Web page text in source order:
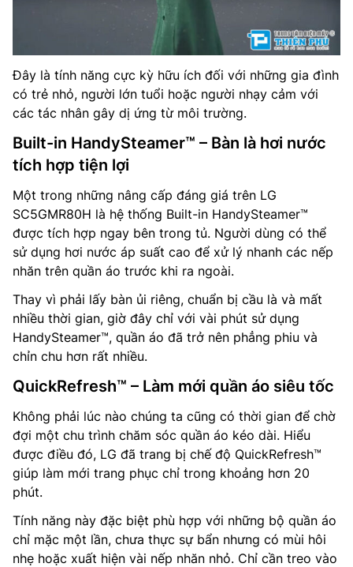
Đây là tính năng cực kỳ hữu ích đối với những gia đình
có trẻ nhỏ, người lớn tuổi hoặc người nhạy cảm với
các tác nhân gây dị ứng từ môi trường.
Built-in HandySteamer™ – Bàn là hơi nước
tích hợp tiện lợi
Một trong những nâng cấp đáng giá trên LG
SC5GMR80H là hệ thống Built-in HandySteamer™
được tích hợp ngay bên trong tủ. Người dùng có thể
sử dụng hơi nước áp suất cao để xử lý nhanh các nếp
nhăn trên quần áo trước khi ra ngoài.
Thay vì phải lấy bàn ủi riêng, chuẩn bị cầu là và mất
nhiều thời gian, giờ đây chỉ với vài phút sử dụng
HandySteamer™, quần áo đã trở nên phẳng phiu và
chỉn chu hơn rất nhiều.
QuickRefresh™ – Làm mới quần áo siêu tốc
Không phải lúc nào chúng ta cũng có thời gian để chờ
đợi một chu trình chăm sóc quần áo kéo dài. Hiểu
được điều đó, LG đã trang bị chế độ QuickRefresh™
giúp làm mới trang phục chỉ trong khoảng hơn 20
phút.
Tính năng này đặc biệt phù hợp với những bộ quần áo
chỉ mặc một lần, chưa thực sự bẩn nhưng có mùi hôi
nhẹ hoặc xuất hiện vài nếp nhăn nhỏ. Chỉ cần treo vào